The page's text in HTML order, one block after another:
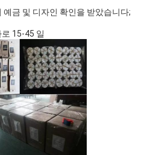
금 및 디자인 확인을 받았습니다;
15-45 일